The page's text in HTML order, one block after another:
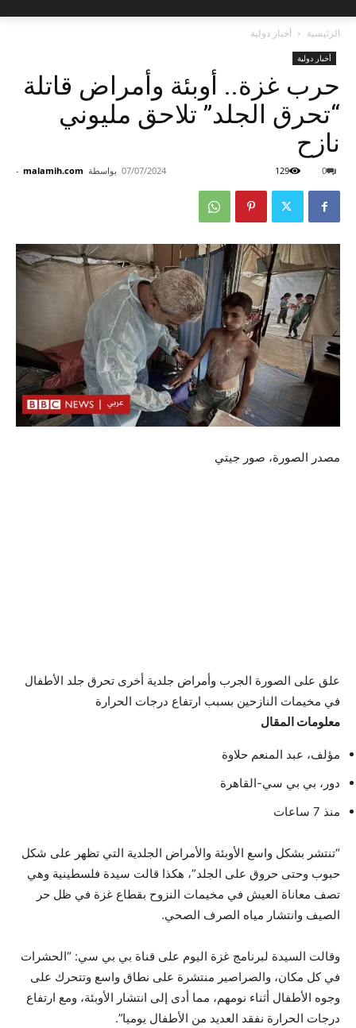
الرئيسية أخبار دولية
أخبار دولية
حرب غزة.. أوبئة وأمراض قاتلة
“تحرق الجلد” تلاحق مليوني
نازح
بواسطة malamih.com
- 07/07/2024 0
129
مصدر الصورة، صور جيتي
علق على الصورة الجرب وأمراض جلدية أخرى تحرق جلد الأطفال
في مخيمات النازحين بسبب ارتفاع درجات الحرارة
معلومات المقال
مؤلف، عبد المنعم حلاوة
دور، بي بي سي-القاهرة
منذ 7 ساعات
“تنتشر بشكل واسع الأوبئة والأمراض الجلدية التي تظهر على شكل
حبوب وحتى حروق على الجلد”، هكذا قالت سيدة فلسطينية وهي
تصف معاناة العيش في مخيمات النزوح بقطاع غزة في ظل حر
الصيف وانتشار مياه الصرف الصحي.
وقالت السيدة لبرنامج غزة اليوم على قناة بي بي سي: “الحشرات
في كل مكان، والصراصير منتشرة على نطاق واسع وتتحرك على
وجوه الأطفال أثناء نومهم، مما أدى إلى انتشار الأوبئة، ومع ارتفاع
درجات الحرارة نفقد العديد من الأطفال يوميا”.